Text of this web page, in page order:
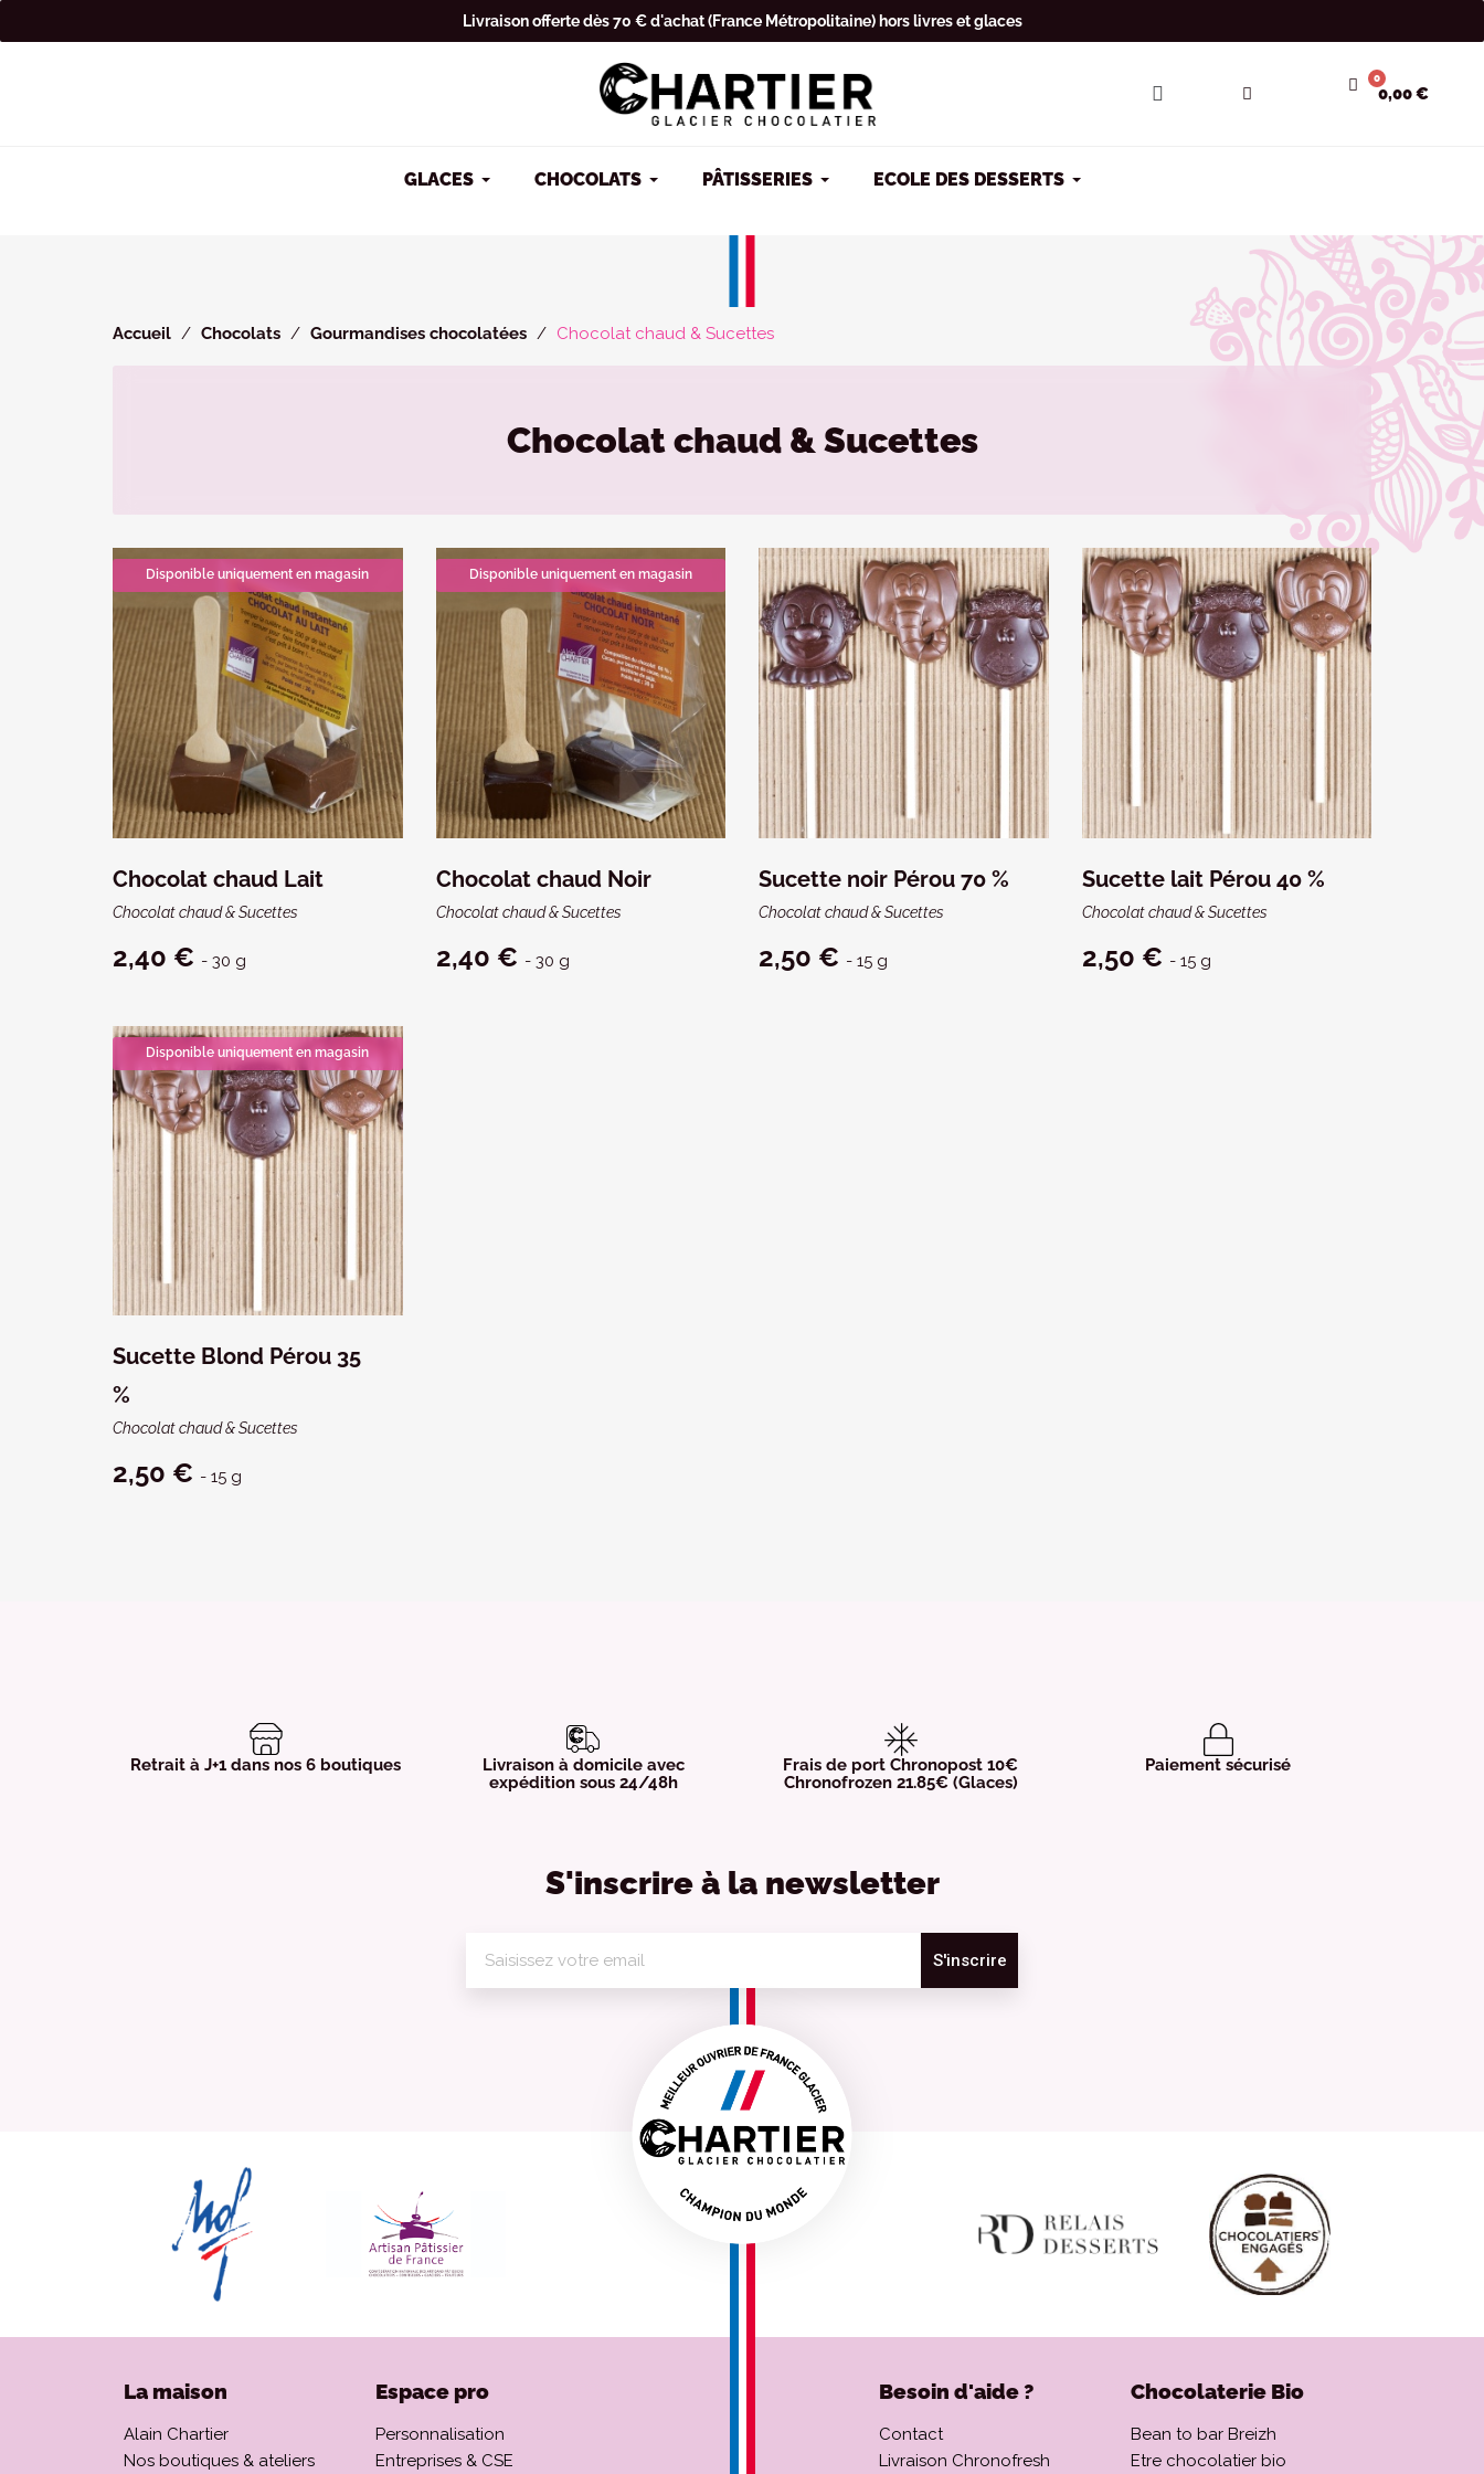
Livraison offerte dès 70 € d'achat (France Métropolitaine) hors livres et glaces
0,00 €
GLACES CHOCOLATS PÂTISSERIES ECOLE DES DESSERTS
Accueil Chocolats Gourmandises chocolatées Chocolat chaud & Sucettes
Chocolat chaud & Sucettes
Chocolat chaud Lait
Chocolat chaud & Sucettes
2,40 € - 30 g
Disponible uniquement en magasin
Chocolat chaud Noir
Chocolat chaud & Sucettes
2,40 € - 30 g
Disponible uniquement en magasin
Sucette noir Pérou 70 %
Chocolat chaud & Sucettes
2,50 € - 15 g
Sucette lait Pérou 40 %
Chocolat chaud & Sucettes
2,50 € - 15 g
Sucette Blond Pérou 35
%
Chocolat chaud & Sucettes
2,50 € - 15 g
Disponible uniquement en magasin
Retrait à J+1 dans nos 6 boutiques
Livraison à domicile avec
expédition sous 24/48h
Frais de port Chronopost 10€
Chronofrozen 21.85€ (Glaces)
Paiement sécurisé
S'inscrire à la newsletter
S'inscrire
La maison
Alain Chartier
Nos boutiques & ateliers
Espace pro
Personnalisation
Entreprises & CSE
Besoin d'aide ?
Contact
Livraison Chronofresh
Chocolaterie Bio
Bean to bar Breizh
Etre chocolatier bio